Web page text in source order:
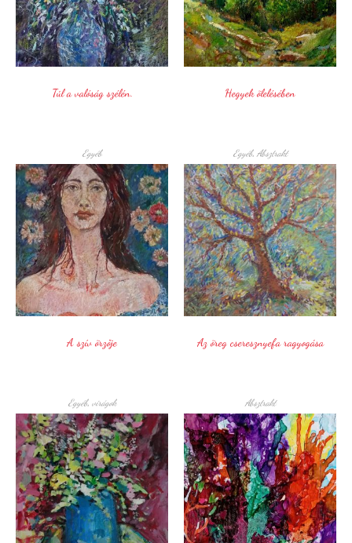
Túl a valóság szélén. Hegyek ölelésében
Egyéb
A szív örzője
Egyéb, Absztrakt
Az öreg cseresznyefa ragyogása
Egyéb, virágok Absztrakt